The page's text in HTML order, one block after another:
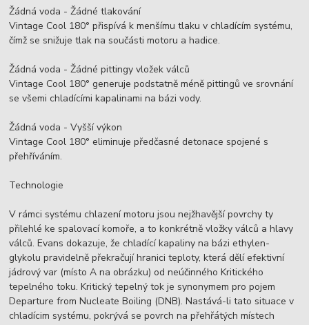
Žádná voda - Žádné tlakování
Vintage Cool 180° přispívá k menšímu tlaku v chladícím systému,
čímž se snižuje tlak na součásti motoru a hadice.
Žádná voda - Žádné pittingy vložek válců
Vintage Cool 180° generuje podstatně méně pittingů ve srovnání
se všemi chladícími kapalinami na bázi vody.
Žádná voda - Vyšší výkon
Vintage Cool 180° eliminuje předčasné detonace spojené s
přehříváním.
Technologie
V rámci systému chlazení motoru jsou nejžhavější povrchy ty
přilehlé ke spalovací komoře, a to konkrétně vložky válců a hlavy
válců. Evans dokazuje, že chladící kapaliny na bázi ethylen-
glykolu pravidelně překračují hranici teploty, která dělí efektivní
jádrový var (místo A na obrázku) od neúčinného Kritického
tepelného toku. Kritický tepelný tok je synonymem pro pojem
Departure from Nucleate Boiling (DNB). Nastává-li tato situace v
chladícim systému, pokrývá se povrch na přehřátých místech